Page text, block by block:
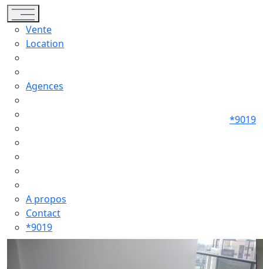
Toggle navigation
Vente
Location
Agences
A propos
Contact
*9019
*9019